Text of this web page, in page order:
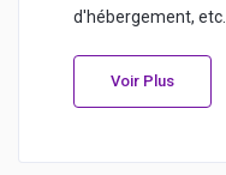
d'hébergement, etc.
Voir Plus